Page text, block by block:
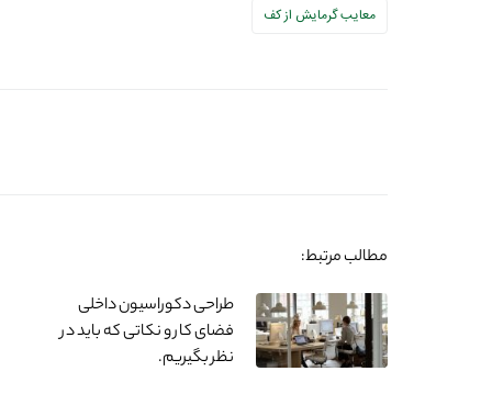
معایب گرمایش از کف
مطالب مرتبط:
طراحی دکوراسیون داخلی
فضای کار و نکاتی که باید در
نظر بگیریم.